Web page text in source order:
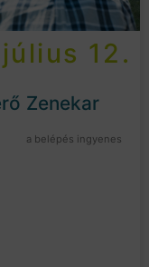
július 12.
Zenekar
a belépés ingyenes